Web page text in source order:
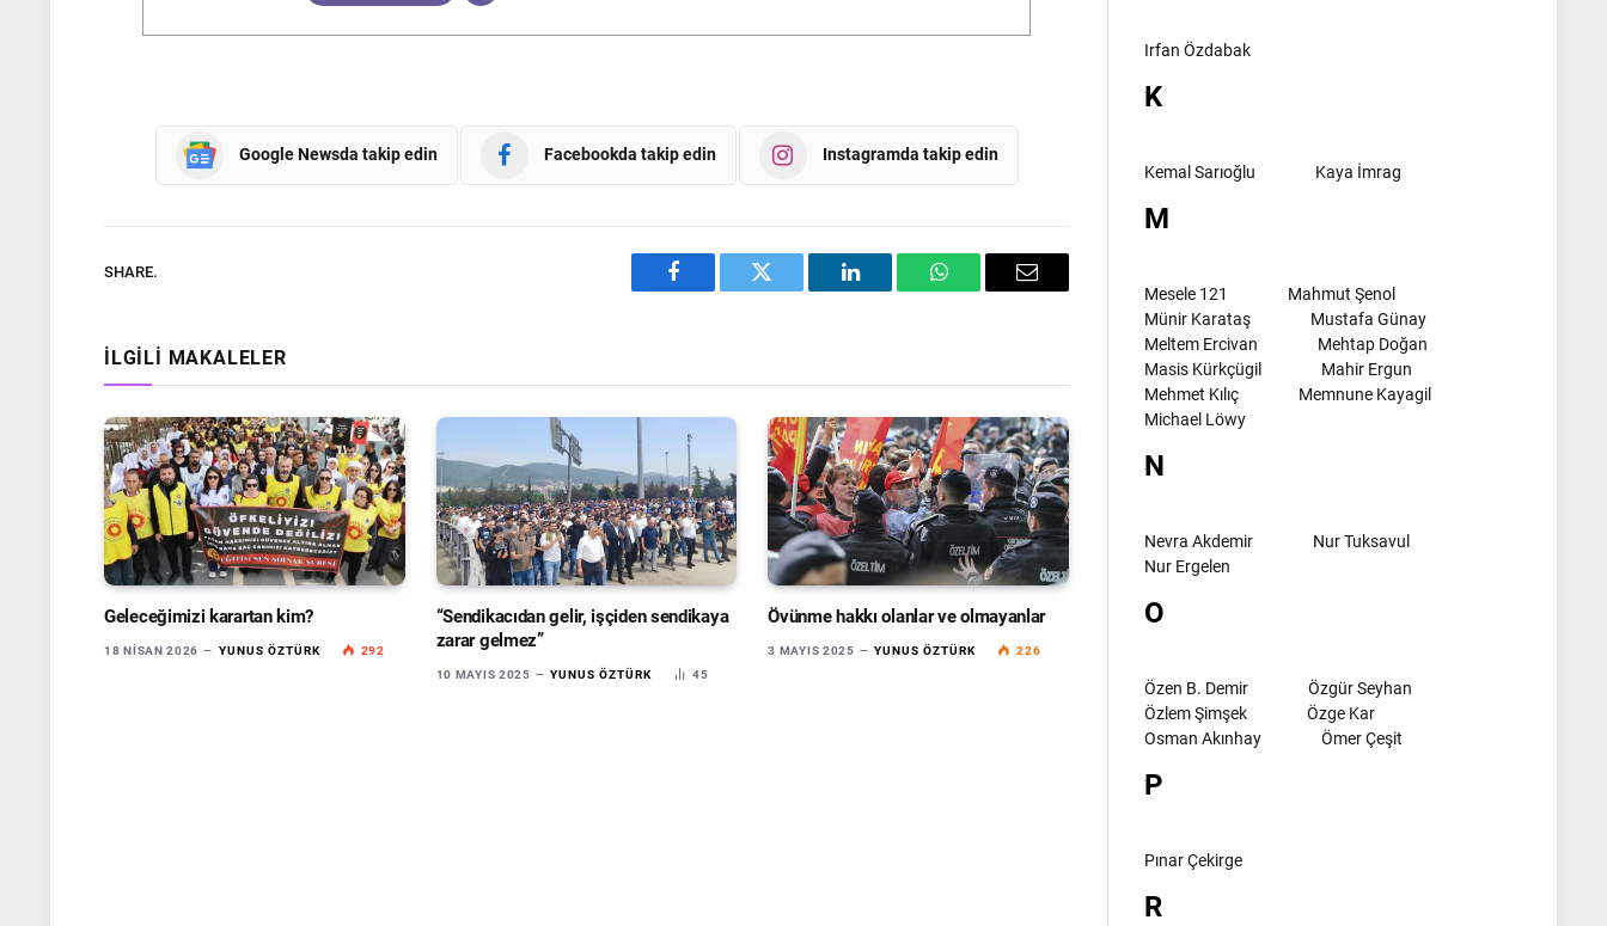
Google Newsda takip edin Facebookda takip edin Instagramda takip edin
SHARE.
Facebook Twitter LinkedIn WhatsAppEmail
İLGILI MAKALELER
Geleceğimizi karartan kim?
18 NISAN 2026 YUNUS ÖZTÜRK 292
“Sendikacıdan gelir, işçiden sendikaya
zarar gelmez”
10 MAYIS 2025 YUNUS ÖZTÜRK 45
Övünme hakkı olanlar ve olmayanlar
3 MAYIS 2025 YUNUS ÖZTÜRK 226
Irfan Özdabak
K
Kemal Sarıoğlu Kaya İmrag
M
Mesele 121
Mahmut Şenol
Münir Karataş
Mustafa Günay
Meltem Ercivan
Mehtap Doğan
Masis Kürkçügil
Mahir Ergun
Mehmet Kılıç
Memnune Kayagil
Michael Löwy
N
Nevra Akdemir
Nur Tuksavul
Nur Ergelen
O
Özen B. Demir
Özgür Seyhan
Özlem Şimşek
Özge Kar
Osman Akınhay
Ömer Çeşit
P
Pınar Çekirge
R